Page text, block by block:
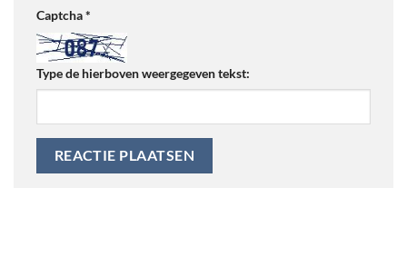
Captcha*
Type de hierboven weergegeven tekst: